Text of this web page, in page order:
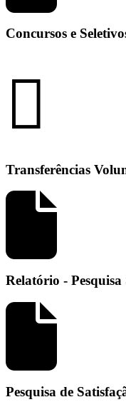
Concursos e
Transferências
Relatório - Pesquisa
Pesquisa de